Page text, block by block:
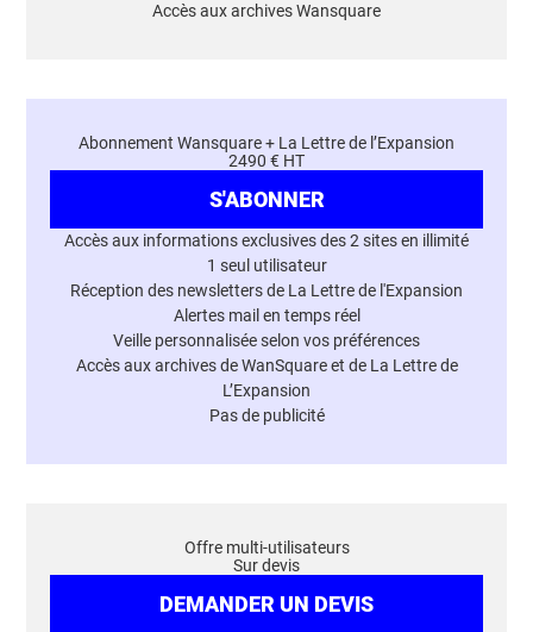
Accès aux archives Wansquare
Abonnement Wansquare + La Lettre de l’Expansion
2490 € HT
S'ABONNER
Accès aux informations exclusives des 2 sites en illimité
1 seul utilisateur
Réception des newsletters de La Lettre de l'Expansion
Alertes mail en temps réel
Veille personnalisée selon vos préférences
Accès aux archives de WanSquare et de La Lettre de
L’Expansion
Pas de publicité
Offre multi-utilisateurs
Sur devis
DEMANDER UN DEVIS